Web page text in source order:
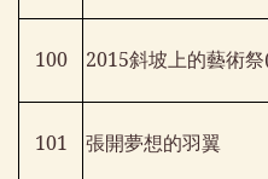
100 2015斜坡上的藝術祭
101 張開夢想的羽翼